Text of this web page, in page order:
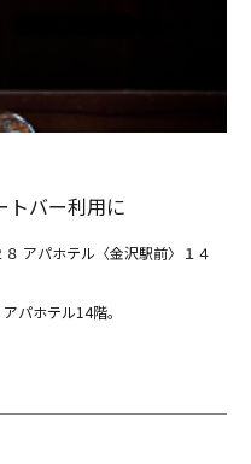
トバー利用に
アパホテル〈金沢駅前〉１４
パホテル14階。